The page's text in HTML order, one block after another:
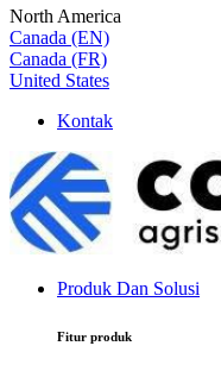
North America
Canada (EN)
Canada (FR)
United States
Kontak
Produk Dan Solusi
Fitur produk